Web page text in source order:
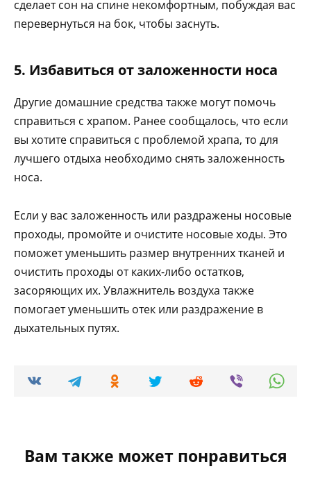
сделает сон на спине некомфортным, побуждая вас
перевернуться на бок, чтобы заснуть.
5. Избавиться от заложенности носа
Другие домашние средства также могут помочь
справиться с храпом. Ранее сообщалось, что если
вы хотите справиться с проблемой храпа, то для
лучшего отдыха необходимо снять заложенность
носа.
Если у вас заложенность или раздражены носовые
проходы, промойте и очистите носовые ходы. Это
поможет уменьшить размер внутренних тканей и
очистить проходы от каких-либо остатков,
засоряющих их. Увлажнитель воздуха также
помогает уменьшить отек или раздражение в
дыхательных путях.
Вам также может понравиться